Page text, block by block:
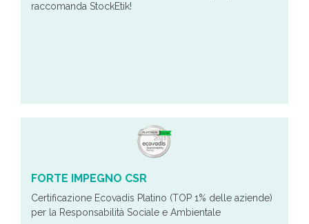
raccomanda StockEtik!
FORTE IMPEGNO CSR
Certificazione Ecovadis Platino (TOP 1% delle aziende)
per la Responsabilità Sociale e Ambientale